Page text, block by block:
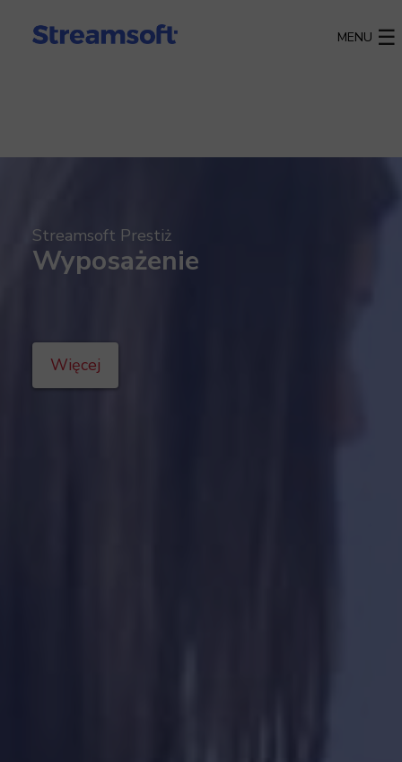
MENU
Streamsoft Prestiż
Wyposażenie
Więcej